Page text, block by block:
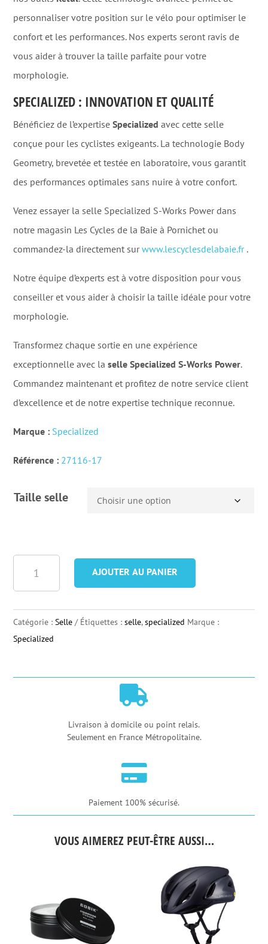
personnaliser votre position sur le vélo pour optimiser le
confort et les performances. Nos experts seront ravis de
vous aider à trouver la taille parfaite pour votre
morphologie.
SPECIALIZED : INNOVATION ET QUALITÉ
Bénéficiez de l’expertiseSpecialized avec cette selle
conçue pour les cyclistes exigeants. La technologie Body
Geometry, brevetée et testée en laboratoire, vous garantit
des performances optimales sans nuire à votre confort.
Venez essayer la selle Specialized S-Works Power dans
notre magasin Les Cycles de la Baie à Pornichet ou
commandez-la directement surwww.lescyclesdelabaie.fr.
Notre équipe d’experts est à votre disposition pour vous
conseiller et vous aider à choisir la taille idéale pour votre
morphologie.
Transformez chaque sortie en une expérience
exceptionnelle avec laselle Specialized S-Works Power.
Commandez maintenant et profitez de notre service client
d’excellence et de notre expertise technique reconnue.
Marque : Specialized
Référence : 27116-17
Taille selle
Specialized
S-
AJOUTER AU PANIER
Catégorie :Selle Étiquettes :selle,specialized Marque :
Specialized

Livraison à domicile ou point relais.
Seulement en France Métropolitaine.

Paiement 100% sécurisé.
VOUS AIMEREZ PEUT-ÊTRE AUSSI…